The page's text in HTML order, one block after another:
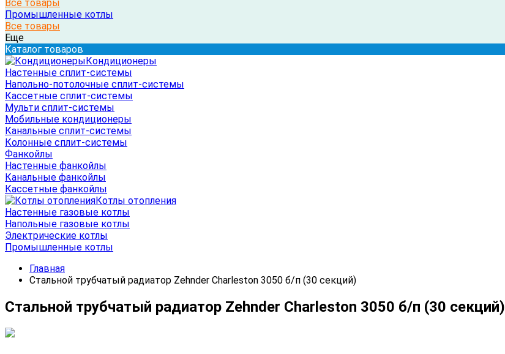
Все товары
Промышленные котлы
Все товары
Еще
Каталог товаров
Кондиционеры
Настенные сплит-системы
Напольно-потолочные сплит-системы
Кассетные сплит-системы
Мульти сплит-системы
Мобильные кондиционеры
Канальные сплит-системы
Колонные сплит-системы
Фанкойлы
Настенные фанкойлы
Канальные фанкойлы
Кассетные фанкойлы
Котлы отопления
Настенные газовые котлы
Напольные газовые котлы
Электрические котлы
Промышленные котлы
Главная
Стальной трубчатый радиатор Zehnder Charleston 3050 б/п (30 секций)
Стальной трубчатый радиатор Zehnder Charleston 3050 б/п (30 секций)